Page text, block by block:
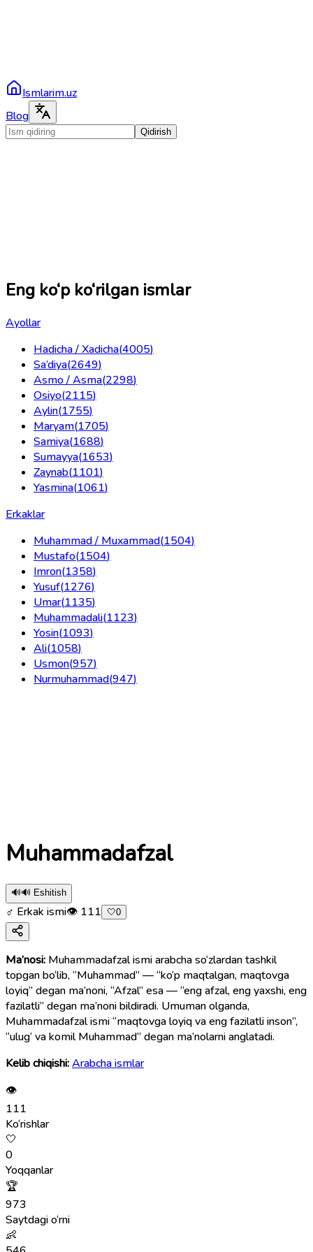
Ismlarim.uz
Blog
Qidirish
Eng ko‘p ko‘rilgan ismlar
Ayollar
Hadicha / Xadicha(4005)
Sa’diya(2649)
Asmo / Asma(2298)
Osiyo(2115)
Aylin(1755)
Maryam(1705)
Samiya(1688)
Sumayya(1653)
Zaynab(1101)
Yasmina(1061)
Erkaklar
Muhammad / Muxammad(1504)
Mustafo(1504)
Imron(1358)
Yusuf(1276)
Umar(1135)
Muhammadali(1123)
Yosin(1093)
Ali(1058)
Usmon(957)
Nurmuhammad(947)
Muhammadafzal
🔊🔊 Eshitish
♂ Erkak ismi👁 111 🤍0
Ma’nosi: Muhammadafzal ismi arabcha so‘zlardan tashkil
topgan bo‘lib, “Muhammad” — “ko‘p maqtalgan, maqtovga
loyiq” degan ma’noni, “Afzal” esa — “eng afzal, eng yaxshi, eng
fazilatli” degan ma’noni bildiradi. Umuman olganda,
Muhammadafzal ismi “maqtovga loyiq va eng fazilatli inson”,
“ulug‘ va komil Muhammad” degan ma’nolarni anglatadi.
Kelib chiqishi:Arabcha ismlar
👁
111
Ko‘rishlar
🤍
0
Yoqqanlar
🏆
973
Saytdagi o‘rni
👶